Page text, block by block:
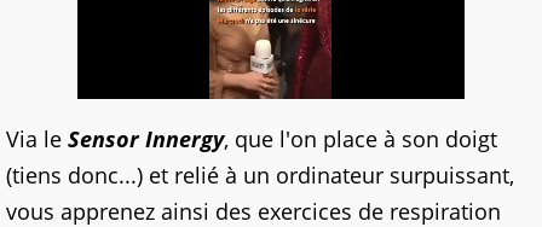
Via le Sensor Innergy, que l'on place à son doigt
(tiens donc...) et relié à un ordinateur surpuissant,
vous apprenez ainsi des exercices de respiration